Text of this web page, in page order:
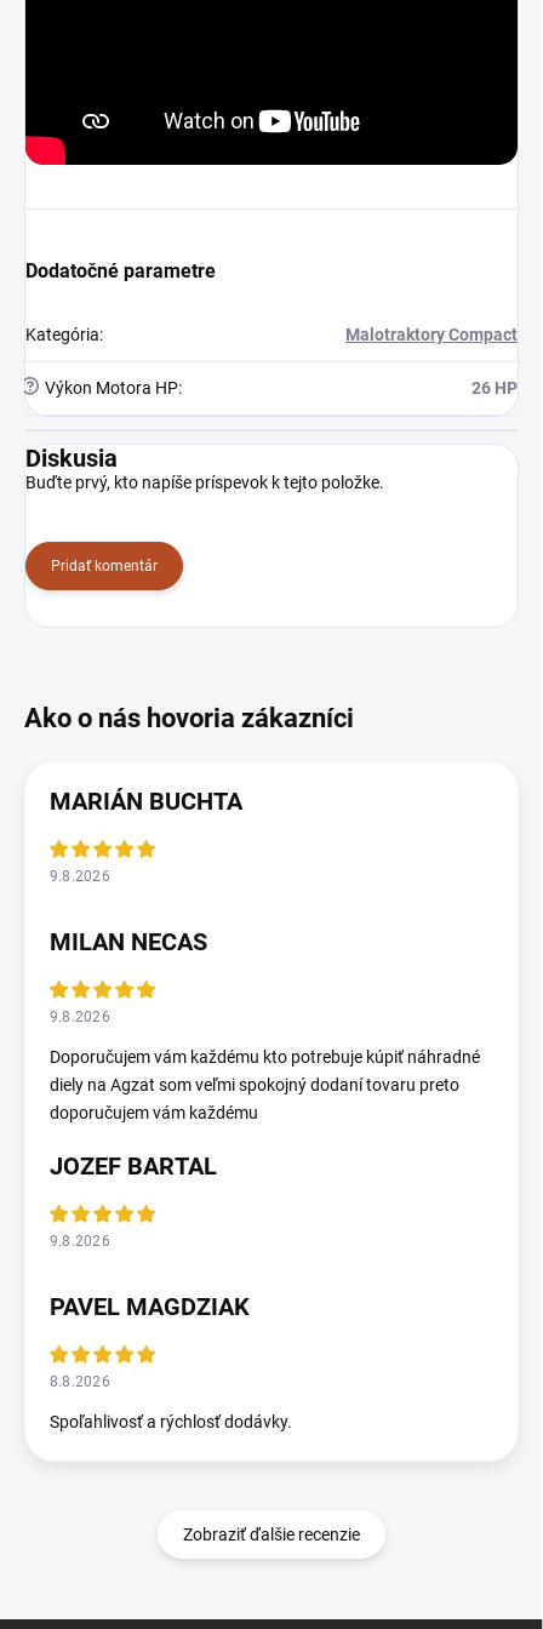
Dodatočné parametre
Kategória: Malotraktory Compact
? Výkon Motora HP: 26 HP
Diskusia
Buďte prvý, kto napíše príspevok k tejto položke.
Pridať komentár
MARIÁN BUCHTA
9.8.2026
MILAN NECAS
9.8.2026
Doporučujem vám každému kto potrebuje kúpiť náhradné
diely na Agzat som veľmi spokojný dodaní tovaru preto
doporučujem vám každému
JOZEF BARTAL
9.8.2026
PAVEL MAGDZIAK
8.8.2026
Spoľahlivosť a rýchlosť dodávky.
Zobraziť ďalšie recenzie